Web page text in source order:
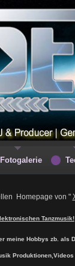
Homepage von "
Tanzmusik!
meine Hobbys zb. als
Produktionen,Videos
Fotogalerie